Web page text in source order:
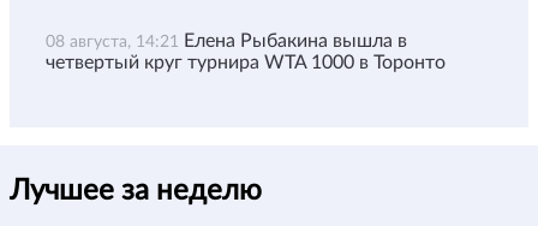
08 августа, 14:21
Елена Рыбакина вышла в
четвертый круг турнира WTA 1000 в Торонто
Лучшее за неделю